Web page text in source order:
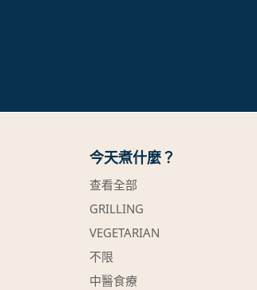
今天煮什麼？
查看全部
GRILLING
VEGETARIAN
不限
中醫食療